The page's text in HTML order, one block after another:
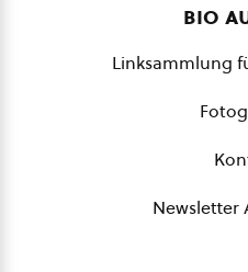
bio
Linksammlung
Newsletter